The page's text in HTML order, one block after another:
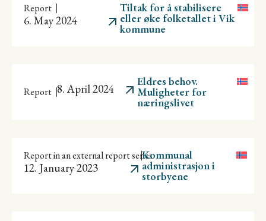
Report
6. May 2024
Tiltak for å stabilisere
eller øke folketallet i Vik
kommune
Report 8. April 2024 Eldres behov.
Muligheter for
næringslivet
Report in an external report series
12. January 2023
Kommunal
administrasjon i
storbyene